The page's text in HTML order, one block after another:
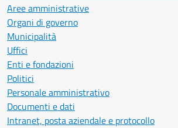
Aree amministrative
Organi di governo
Municipalità
Uffici
Enti e fondazioni
Politici
Personale amministrativo
Documenti e dati
Intranet, posta aziendale e protocollo